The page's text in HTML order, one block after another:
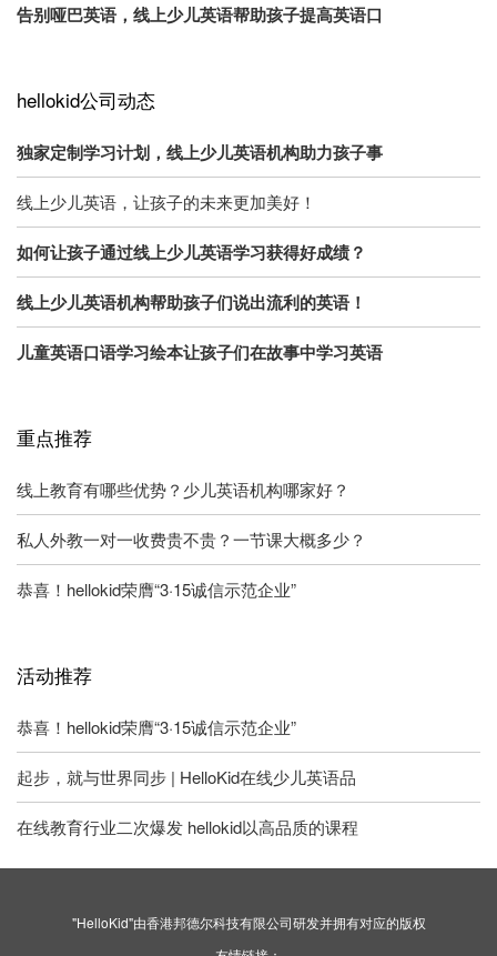
告别哑巴英语，线上少儿英语帮助孩子提高英语口
hellokid公司动态
独家定制学习计划，线上少儿英语机构助力孩子事
线上少儿英语，让孩子的未来更加美好！
如何让孩子通过线上少儿英语学习获得好成绩？
线上少儿英语机构帮助孩子们说出流利的英语！
儿童英语口语学习绘本让孩子们在故事中学习英语
重点推荐
线上教育有哪些优势？少儿英语机构哪家好？
私人外教一对一收费贵不贵？一节课大概多少？
恭喜！hellokid荣膺“3·15诚信示范企业”
活动推荐
恭喜！hellokid荣膺“3·15诚信示范企业”
起步，就与世界同步 | HelloKid在线少儿英语品
在线教育行业二次爆发 hellokid以高品质的课程
"HelloKid"由香港邦德尔科技有限公司研发并拥有对应的版权